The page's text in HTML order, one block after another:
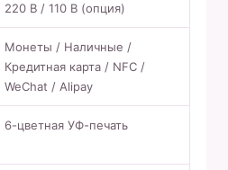
220 В / 110 В (опция)
Монеты / Наличные /
Кредитная карта / NFC /
WeChat / Alipay
6-цветная УФ-печать